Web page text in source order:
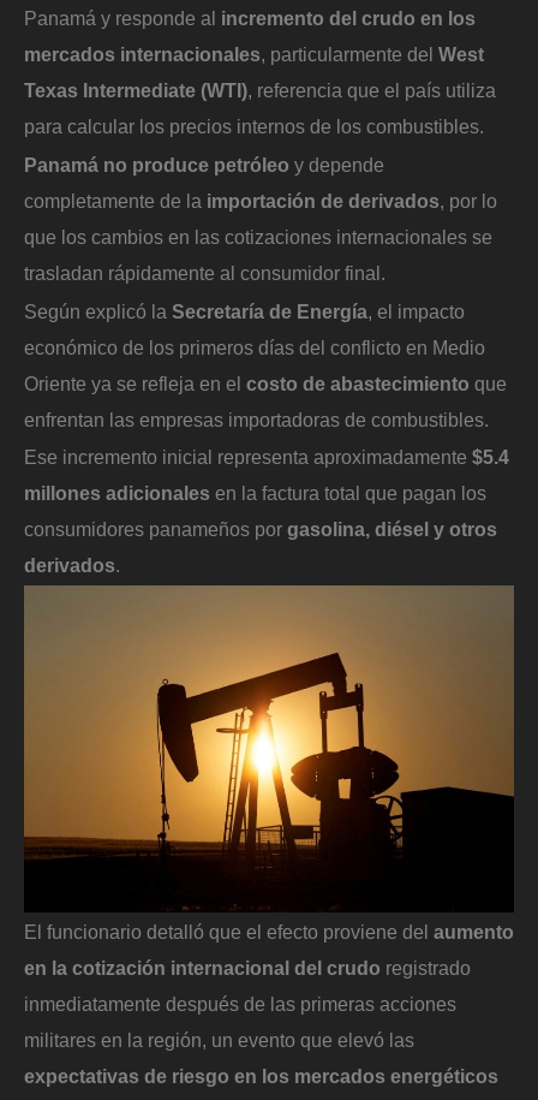
Panamá y responde al incremento del crudo en los
mercados internacionales, particularmente del West
Texas Intermediate (WTI), referencia que el país utiliza
para calcular los precios internos de los combustibles.
Panamá no produce petróleo y depende
completamente de la importación de derivados, por lo
que los cambios en las cotizaciones internacionales se
trasladan rápidamente al consumidor final.
Según explicó la Secretaría de Energía, el impacto
económico de los primeros días del conflicto en Medio
Oriente ya se refleja en el costo de abastecimiento que
enfrentan las empresas importadoras de combustibles.
Ese incremento inicial representa aproximadamente $5.4
millones adicionales en la factura total que pagan los
consumidores panameños por gasolina, diésel y otros
derivados.
El funcionario detalló que el efecto proviene del aumento
en la cotización internacional del crudo registrado
inmediatamente después de las primeras acciones
militares en la región, un evento que elevó las
expectativas de riesgo en los mercados energéticos